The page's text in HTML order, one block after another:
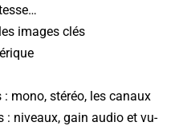
images clés
mono, stéréo, les canaux
niveaux, gain audio et vu-